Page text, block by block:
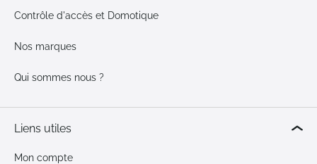
Contrôle d'accès et Domotique
Nos marques
Qui sommes nous ?
Liens utiles
Mon compte